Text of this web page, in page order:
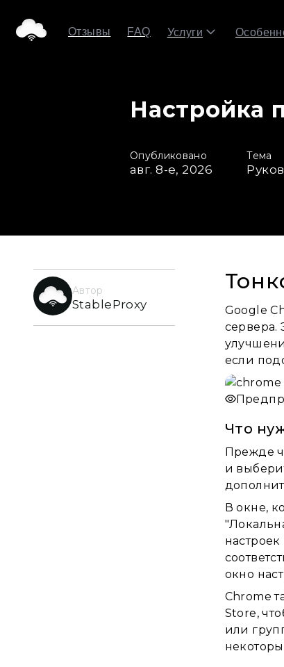
Отзывы FAQ Услуги
Настройка
Опубликовано
авг. 8-е, 2026
Тема
Автор
StableProxy
Google
сервера.
если
Что
Прежде
и
В окне,
окно
Chrome
Store,
или